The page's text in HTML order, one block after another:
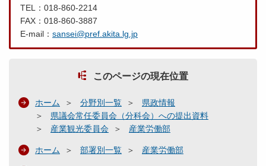
TEL：018-860-2214
FAX：018-860-3887
E-mail： sansei@pref.akita.lg.jp
このページの現在位置
ホーム 分野別一覧
県政情報
県議会常任委員会（分科会）への提出資料
産業観光委員会
産業労働部
ホーム 部署別一覧 産業労働部